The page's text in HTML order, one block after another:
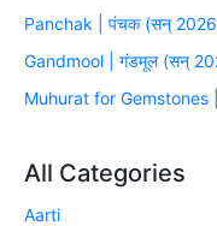
Panchak | पंचक (सन्
Gandmool | गंडमूल (सन्
Muhurat for Gemstones |
All Categories
Aarti